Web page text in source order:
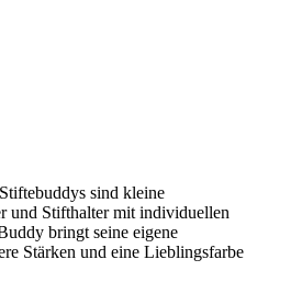
sind kleine
und Stifthalter mit individuellen
bringt seine eigene
Stärken und eine Lieblingsfarbe